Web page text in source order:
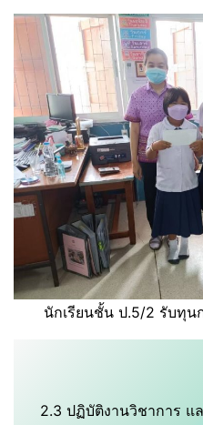
นักเรียนชั้น ป.5/2 รับทุน
2.3 ปฏิบัติงานวิชาการ แ